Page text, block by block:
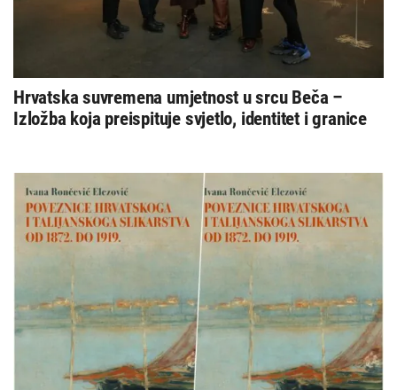
Hrvatska suvremena umjetnost u srcu Beča –
Izložba koja preispituje svjetlo, identitet i granice